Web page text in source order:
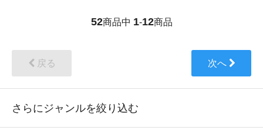
52商品中 1-12商品
戻る 次へ
さらにジャンルを絞り込む